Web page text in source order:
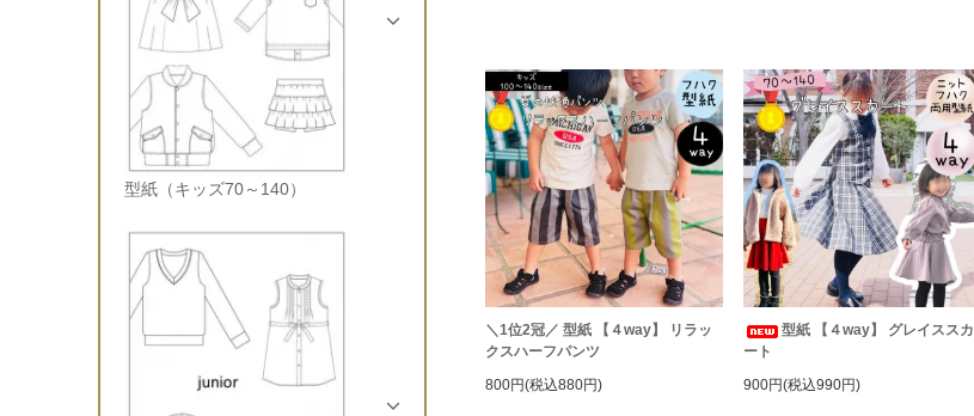
＼1位2冠／ 型紙 【４way】 リラッ
クスハーフパンツ
800円(税込880円)
型紙 【４way】 グレイススカ
ート
900円(税込990円)
型紙（キッズ70～140）